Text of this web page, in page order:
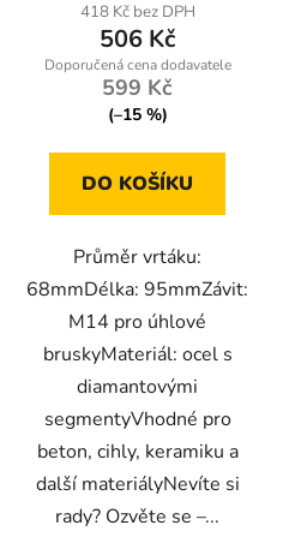
418 Kč bez DPH
506 Kč
599 Kč
(–15 %)
DO KOŠÍKU
Průměr vrtáku:
68mmDélka: 95mmZávit:
M14 pro úhlové
bruskyMateriál: ocel s
diamantovými
segmentyVhodné pro
beton, cihly, keramiku a
další materiályNevíte si
rady? Ozvěte se –...